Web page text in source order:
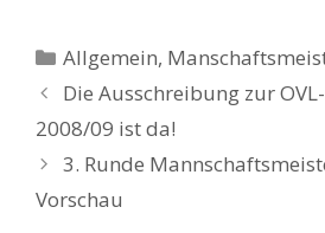
Kategorien
Allgemein,
Die Ausschreibung zur
2008/09 ist da!
3. Runde
Vorschau